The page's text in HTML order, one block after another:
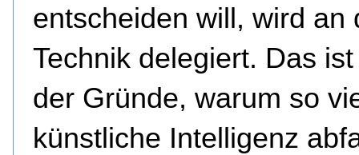
entscheiden will, wird an
Technik delegiert. Das
der Gründe, warum so
künstliche Intelligenz